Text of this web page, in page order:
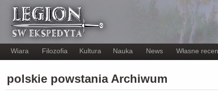
Wiara Filozofia Kultura Nauka News Własne
polskie powstania Archiwum